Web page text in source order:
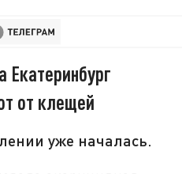
Екатеринбург
от клещей
уже началась.